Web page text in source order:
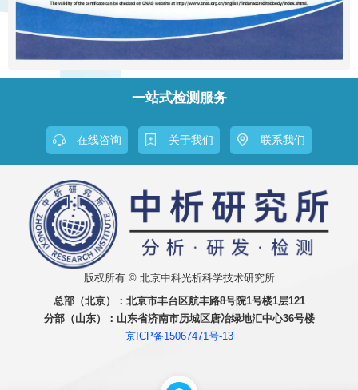
一站式检测服务
在线咨询 关于我们 联系我们
版权所有 © 北京中科光析科学技术研究所
总部（北京）： 北京市丰台区航丰路8号院1号楼1层121
分部（山东）： 山东省济南市历城区唐冶绿地汇中心36号楼
京ICP备15067471号-13